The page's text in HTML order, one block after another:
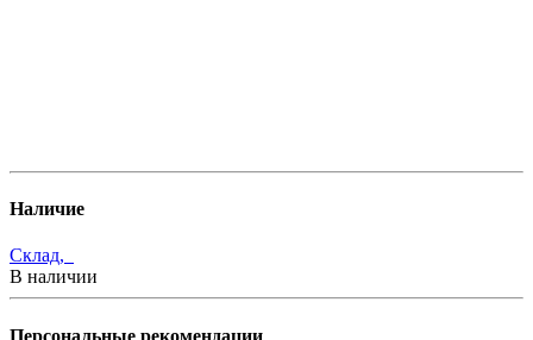
Наличие
Склад,
В наличии
Персональные рекомендации